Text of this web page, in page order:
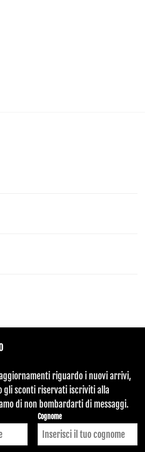
riguardo i nuovi arrivi,
gli sconti riservati iscriviti alla
di non bombardarti di messaggi.
Cognome